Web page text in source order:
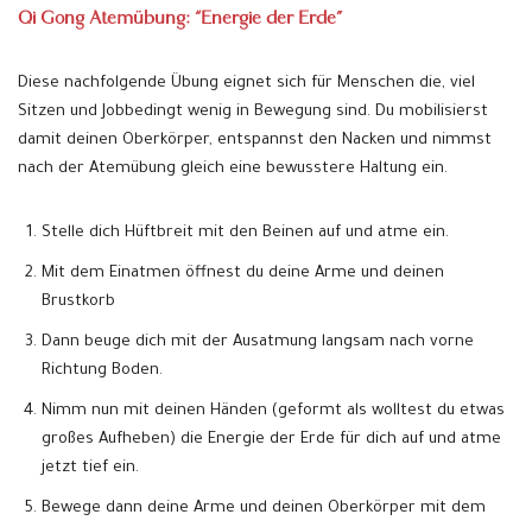
Qi Gong Atemübung: “Energie der Erde”
Diese nachfolgende Übung eignet sich für Menschen die, viel
Sitzen und Jobbedingt wenig in Bewegung sind. Du mobilisierst
damit deinen Oberkörper, entspannst den Nacken und nimmst
nach der Atemübung gleich eine bewusstere Haltung ein.
Stelle dich Hüftbreit mit den Beinen auf und atme ein.
Mit dem Einatmen öffnest du deine Arme und deinen
Brustkorb
Dann beuge dich mit der Ausatmung langsam nach vorne
Richtung Boden.
Nimm nun mit deinen Händen (geformt als wolltest du etwas
großes Aufheben) die Energie der Erde für dich auf und atme
jetzt tief ein.
Bewege dann deine Arme und deinen Oberkörper mit dem